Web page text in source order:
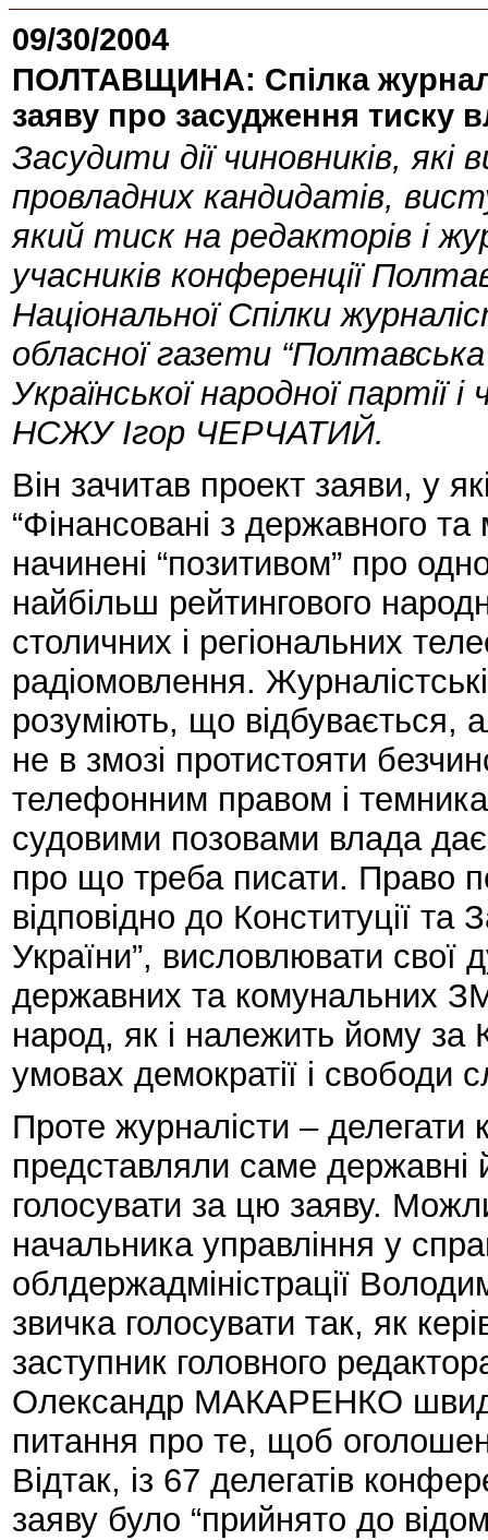
09/30/2004
ПОЛТАВЩИНА: Спілка
заяву про засудження тиску
Засудити дії чиновників,
провладних кандидатів,
який тиск на редакторів і
учасників конференції
Національної Спілки
обласної газети “Полтавська
Української народної партії і
НСЖУ Ігор ЧЕРЧАТИЙ.
Він зачитав проект заяви, у
“Фінансовані з державного
начинені “позитивом” про
найбільш рейтингового
столичних і регіональних
радіомовлення.
розуміють, що відбувається,
не в змозі протистояти
телефонним правом і
судовими позовами влада
про що треба писати. Право
відповідно до Конституції
України”, висловлювати свої
державних та комунальних
народ, як і належить йому за
умовах демократії і свободи
Проте журналісти – делегати
представляли саме державні
голосувати за цю заяву.
начальника управління у
облдержадміністрації
звичка голосувати так, як
заступник головного
Олександр МАКАРЕНКО
питання про те, щоб
Відтак, із 67 делегатів
заяву було “прийнято до